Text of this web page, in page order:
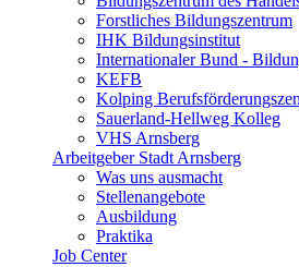
Forstliches Bildungszentrum
IHK Bildungsinstitut
Internationaler Bund -
KEFB
Kolping
Sauerland-Hellweg Kolleg
VHS Arnsberg
Arbeitgeber Stadt Arnsberg
Was uns ausmacht
Stellenangebote
Ausbildung
Praktika
Job Center